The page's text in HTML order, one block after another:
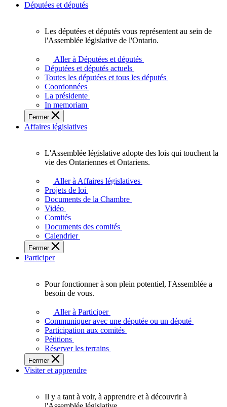
Députées et députés
députés
vous
représentent
sein
de
l'Assemblée
législative
l'Ontario.
Les députées et députés vous représentent au sein de
l'Assemblée législative de l'Ontario.
Aller à Députées et députés
Députées et députés actuels
Toutes les députées et tous les députés
Coordonnées
La présidente
In memoriam
Fermer
Affaires législatives
L'Assemblée
adopte
touchent
des
Ontariennes
et
L'Assemblée législative adopte des lois qui touchent la
vie des Ontariennes et Ontariens.
Aller à Affaires législatives
Projets de loi
Documents de la Chambre
Vidéo
Comités
Documents des comités
Calendrier
Fermer
Participer
plein
potentiel,
l'Assemblée
a
besoin
de
Pour fonctionner à son plein potentiel, l'Assemblée a
besoin de vous.
Aller à Participer
Communiquer avec une députée ou un député
Participation aux comités
Pétitions
Réserver les terrains
Fermer
Visiter et apprendre
Il y a tant à voir, à apprendre et à découvrir à